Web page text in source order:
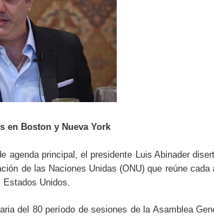
gobierno endeuda país con
en Boston y Nueva York
agenda principal, el presidente Luis Abinader
de las Naciones Unidas (ONU) que reúne cada
Unidos.
del 80 período de sesiones de la Asamblea